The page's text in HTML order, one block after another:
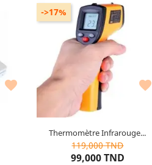
 
Thermomètre Infrarouge...
119,000 TND
99,000 TND
->17%
10articles restants